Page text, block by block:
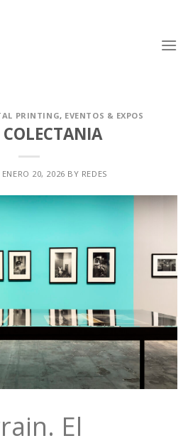
PRINTING, EVENTOS & EXPOS
ENERO 20, 2026 BY REDES
El